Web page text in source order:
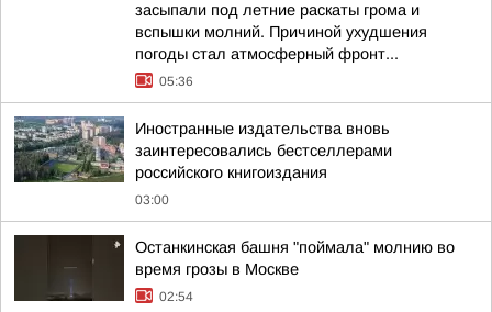
засыпали под летние раскаты грома и
вспышки молний. Причиной ухудшения
погоды стал атмосферный фронт...
05:36
Иностранные издательства вновь
заинтересовались бестселлерами
российского книгоиздания
03:00
Останкинская башня "поймала" молнию во
время грозы в Москве
02:54